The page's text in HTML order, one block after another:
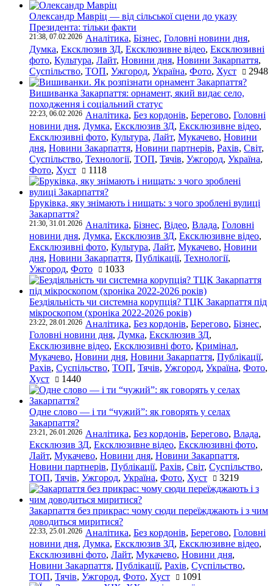
Олександр Мавріц — від сільської сцени до указу
Президента: тільки факти
21:38, 07.02.2026 Аналітика, Бізнес, Головні новини дня,
Думка, Ексклюзив ЗД, Ексклюзивне відео, Ексклюзивні
фото, Культура, Лайт, Новини дня, Новини Закарпаття,
Суспільство, ТОП, Ужгород, Україна, Фото, Хуст 2948
Вишиванка Закарпаття: орнамент, який видає село,
походження і соціальний статус
22:23, 06.02.2026 Аналітика, Без кордонів, Берегово, Головні
новини дня, Думка, Ексклюзив ЗД, Ексклюзивне відео,
Ексклюзивні фото, Культура, Лайт, Мукачево, Новини
дня, Новини Закарпаття, Новини партнерів, Рахів, Світ,
Суспільство, Технології, ТОП, Тячів, Ужгород, Україна,
Фото, Хуст 1118
Бруківка, яку знімають і нищать: з чого зроблені вулиці
Закарпаття?
21:30, 31.01.2026 Аналітика, Бізнес, Відео, Влада, Головні
новини дня, Думка, Ексклюзив ЗД, Ексклюзивне відео,
Ексклюзивні фото, Культура, Лайт, Мукачево, Новини
дня, Новини Закарпаття, Публікації, Технології,
Ужгород, Фото 1033
Бездіяльність чи системна корупція? ТЦК Закарпаття під
мікроскопом (хроніка 2022-2026 років)
23:22, 28.01.2026 Аналітика, Без кордонів, Берегово, Бізнес,
Головні новини дня, Думка, Ексклюзив ЗД,
Ексклюзивне відео, Ексклюзивні фото, Кримінал,
Мукачево, Новини дня, Новини Закарпаття, Публікації,
Рахів, Суспільство, ТОП, Тячів, Ужгород, Україна, Фото,
Хуст
1440
Одне слово — і ти “чужий”: як говорять у селах
Закарпаття?
23:21, 26.01.2026 Аналітика, Без кордонів, Берегово, Влада,
Ексклюзив ЗД, Ексклюзивне відео, Ексклюзивні фото,
Лайт, Мукачево, Новини дня, Новини Закарпаття,
Новини партнерів, Публікації, Рахів, Світ, Суспільство,
ТОП, Тячів, Ужгород, Україна, Фото, Хуст 3219
Закарпаття без прикрас: чому сюди переїжджають і з чим
доводиться миритися?
22:33, 25.01.2026 Аналітика, Без кордонів, Берегово, Головні
новини дня, Думка, Ексклюзив ЗД, Ексклюзивне відео,
Ексклюзивні фото, Лайт, Мукачево, Новини дня,
Новини Закарпаття, Публікації, Рахів, Суспільство,
ТОП, Тячів, Ужгород, Фото, Хуст 1091